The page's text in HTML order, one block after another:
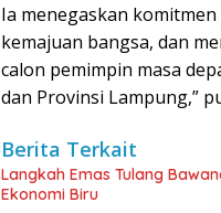
Ia menegaskan
kemajuan bangsa, dan
calon pemimpin masa
dan Provinsi Lampung,”
Berita Terkait
Langkah Emas Tulang
Ekonomi Biru